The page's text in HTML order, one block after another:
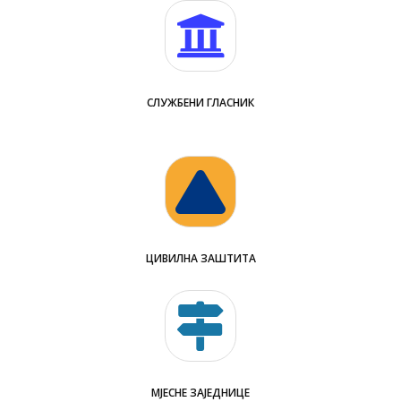
СЛУЖБЕНИ ГЛАСНИК
ЦИВИЛНА ЗАШТИТА
МЈЕСНЕ ЗАЈЕДНИЦЕ